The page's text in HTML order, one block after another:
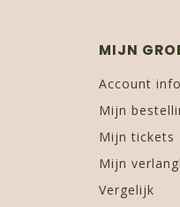
MIJN
Account
Mijn
Mijn tickets
Mijn
Vergelijk